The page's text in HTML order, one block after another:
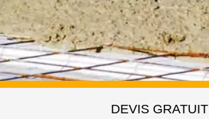
DEVIS GRATUIT